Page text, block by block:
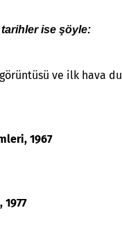
ise şöyle:
ve ilk hava
1967